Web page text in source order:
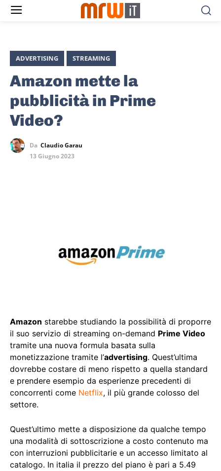
ADVERTISING STREAMING
Amazon mette la
pubblicità in Prime
Video?
Da Claudio Garau
13 Giugno 2023
Amazon starebbe studiando la possibilità di proporre
il suo servizio di streaming on-demand Prime Video
tramite una nuova formula basata sulla
monetizzazione tramite l’advertising. Quest’ultima
dovrebbe costare di meno rispetto a quella standard
e prendere esempio da esperienze precedenti di
concorrenti come Netflix, il più grande colosso del
settore.
Quest’ultimo mette a disposizione da qualche tempo
una modalità di sottoscrizione a costo contenuto ma
con interruzioni pubblicitarie e un accesso limitato al
catalogo. In italia il prezzo del piano è pari a 5.49